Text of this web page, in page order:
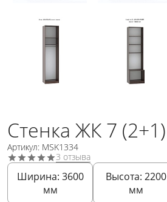
Стенка ЖК 7 (2+1)
Артикул: MSK1334
3 отзыва
Ширина: 3600
мм
Высота: 2200
мм